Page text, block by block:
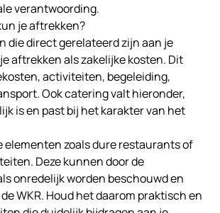
verantwoording.
je aftrekken?
die direct gerelateerd zijn aan je
aftrekken als zakelijke kosten. Dit
activiteiten, begeleiding,
Ook catering valt hieronder,
is en past bij het karakter van het
elementen zoals dure restaurants of
Deze kunnen door de
onredelijk worden beschouwd en
WKR. Houd het daarom praktisch en